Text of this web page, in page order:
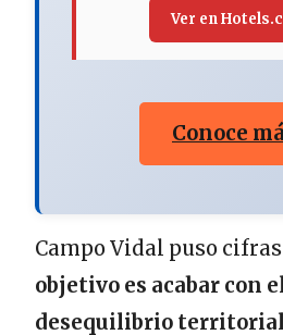
Ver en
Conoce
Campo Vidal puso
objetivo es acabar con
desequilibrio territorial